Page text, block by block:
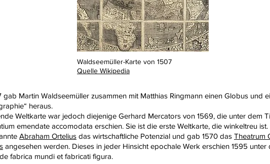
Waldseemüller-Karte von 1507
Quelle Wikipedia
gab Martin Waldseemüller zusammen mit Matthias Ringmann einen Globus und
heraus.
Weltkarte war jedoch diejenige Gerhard Mercators von 1569, die unter dem
emendate accomodata erschien. Sie ist die erste Weltkarte, die winkeltreu ist.
Abraham Ortelius das wirtschaftliche Potenzial und gab 1570 das Theatrum
angesehen werden. Dieses in jeder Hinsicht epochale Werk erschien 1595
fabrica mundi et fabricati figura.